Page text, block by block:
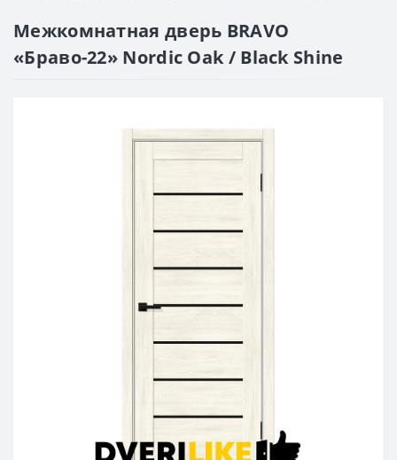
Межкомнатная дверь BRAVO
«Браво-22» Nordic Oak / Black Shine